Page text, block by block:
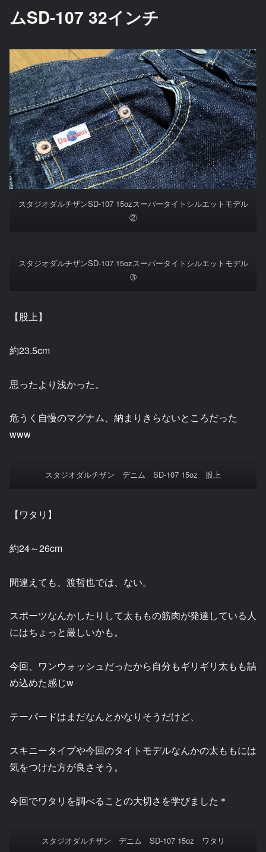
ムSD-107 32インチ
スタジオダルチザンSD-107 15ozスーパータイトシルエットモデル
②
スタジオダルチザンSD-107 15ozスーパータイトシルエットモデル
➂
【股上】
約23.5cm
思ったより浅かった。
危うく自慢のマグナム、納まりきらないところだった
www
スタジオダルチザン デニム SD-107 15oz 股上
【ワタリ】
約24～26cm
間違えても、渡哲也では、ない。
スポーツなんかしたりして太ももの筋肉が発達している人
にはちょっと厳しいかも。
今回、ワンウォッシュだったから自分もギリギリ太もも詰
め込めた感じw
テーパードはまだなんとかなりそうだけど、
スキニータイプや今回のタイトモデルなんかの太ももには
気をつけた方が良さそう。
今回でワタリを調べることの大切さを学びました＊
スタジオダルチザン デニム SD-107 15oz ワタリ